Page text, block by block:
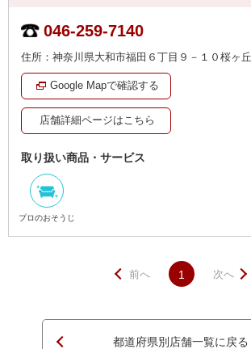
046-259-7140
住所：神奈川県大和市福田６丁目９－１０桜ヶ
Google Mapで確認する
店舗詳細ページはこちら
取り扱い商品・サービス
プロのおそうじ
前へ 1 次へ
都道府県別店舗一覧に戻る